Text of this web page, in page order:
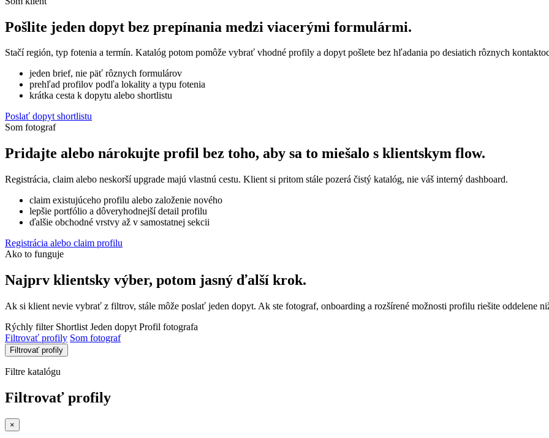
Pošlite jeden dopyt bez prepínania medzi viacerými formulármi.
Stačí región, typ fotenia a termín. Katalóg potom pomôže vybrať vhodné profily a dopyt pošlete bez hľadania po desiatich rôznych
jeden brief, nie päť rôznych formulárov
prehľad profilov podľa lokality a typu fotenia
krátka cesta k dopytu alebo shortlistu
Poslať dopyt shortlistu
Som fotograf
Pridajte alebo nárokujte profil bez toho, aby sa to miešalo s klientskym flow.
Registrácia, claim alebo neskorší upgrade majú vlastnú cestu. Klient si pritom stále pozerá čistý katalóg, nie váš interný dashboard.
claim existujúceho profilu alebo založenie nového
lepšie portfólio a dôveryhodnejší detail profilu
ďalšie obchodné vrstvy až v samostatnej sekcii
Registrácia alebo claim profilu
Ako to funguje
Najprv klientsky výber, potom jasný ďalší krok.
Ak si klient nevie vybrať z filtrov, stále môže poslať jeden dopyt. Ak ste fotograf, onboarding a rozšírené možnosti profilu riešite oddelene
Rýchly filter Shortlist Jeden dopyt Profil fotografa
Filtrovať profily Som fotograf
Filtrovať profily
Filtre katalógu
Filtrovať profily
×